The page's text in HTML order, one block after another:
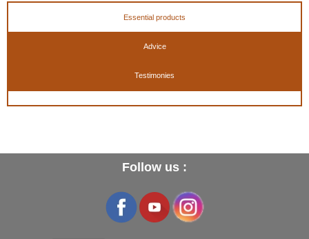
Essential products
Advice
Testimonies
Follow us :